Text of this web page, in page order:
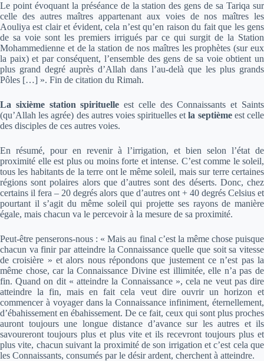
Le point évoquant la préséance de la station des gens de sa Tariqa sur
celle des autres maîtres appartenant aux voies de nos maîtres les
Aouliya est clair et évident, cela n’est qu’en raison du fait que les gens
de sa voie sont les premiers irrigués par ce qui surgit de la Station
Mohammedienne et de la station de nos maîtres les prophètes (sur eux
la paix) et par conséquent, l’ensemble des gens de sa voie obtient un
plus grand degré auprès d’Allah dans l’au-delà que les plus grands
Pôles […] ». Fin de citation du Rimah.
La sixième station spirituelle est celle des Connaissants et Saints
(qu’Allah les agrée) des autres voies spirituelles etla septièmeest celle
des disciples de ces autres voies.
En résumé, pour en revenir à l’irrigation, et bien selon l’état de
proximité elle est plus ou moins forte et intense. C’est comme le soleil,
tous les habitants de la terre ont le même soleil, mais sur terre certaines
régions sont polaires alors que d’autres sont des déserts. Donc, chez
certains il fera – 20 degrés alors que d’autres ont + 40 degrés Celsius et
pourtant il s’agit du même soleil qui projette ses rayons de manière
égale, mais chacun va le percevoir à la mesure de sa proximité.
Peut-être penserons-nous : « Mais au final c’est la même chose puisque
chacun va finir par atteindre la Connaissance quelle que soit sa vitesse
de croisière » et alors nous répondons que justement ce n’est pas la
même chose, car la Connaissance Divine est illimitée, elle n’a pas de
fin. Quand on dit « atteindre la Connaissance », cela ne veut pas dire
atteindre la fin, mais en fait cela veut dire ouvrir un horizon et
commencer à voyager dans la Connaissance infiniment, éternellement,
d’ébahissement en ébahissement. De ce fait, ceux qui sont plus proches
auront toujours une longue distance d’avance sur les autres et ils
savoureront toujours plus et plus vite et ils recevront toujours plus et
plus vite, chacun suivant la proximité de son irrigation et c’est cela que
les Connaissants, consumés par le désir ardent, cherchent à atteindre.